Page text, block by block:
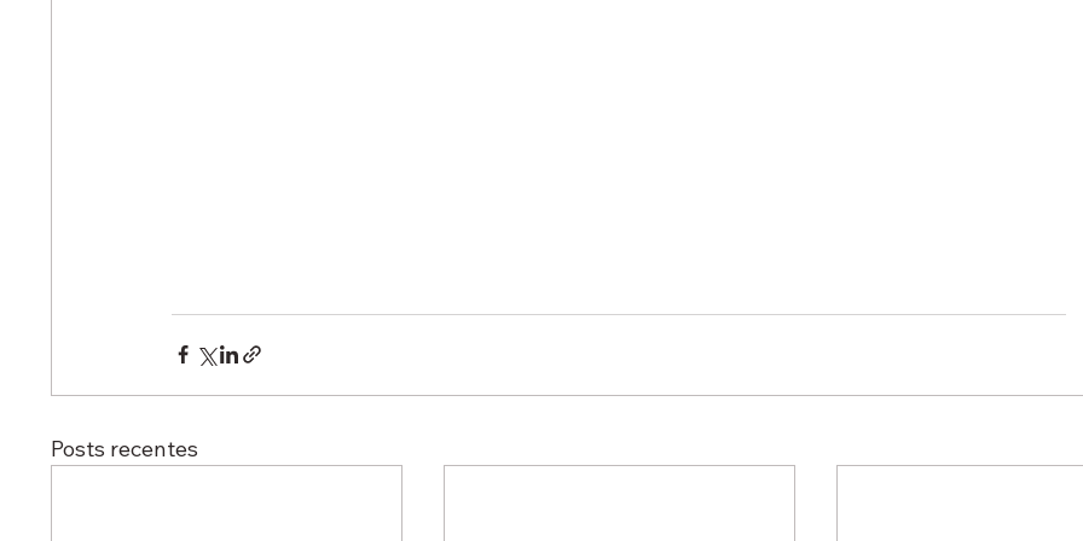
Posts recentes